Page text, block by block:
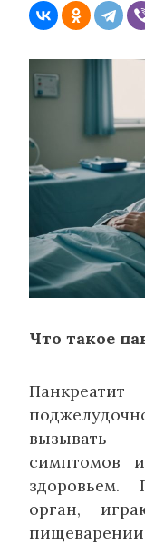
Что такое
вызывать
симптомов
здоровьем.
орган,